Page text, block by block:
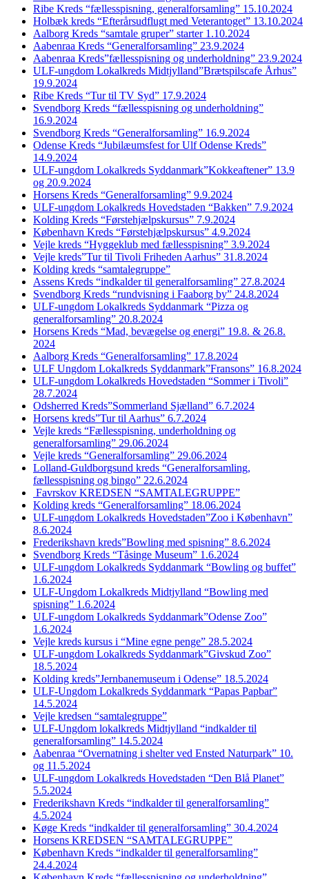
Ribe Kreds “fællesspisning, generalforsamling” 15.10.2024
Holbæk kreds “Efterårsudflugt med Veterantoget” 13.10.2024
Aalborg Kreds “samtale gruper” starter 1.10.2024
Aabenraa Kreds “Generalforsamling” 23.9.2024
Aabenraa Kreds”fællesspisning og underholdning” 23.9.2024
ULF-ungdom Lokalkreds Midtjylland”Brætspilscafe Århus”
19.9.2024
Ribe Kreds “Tur til TV Syd” 17.9.2024
Svendborg Kreds “fællesspisning og underholdning”
16.9.2024
Svendborg Kreds “Generalforsamling” 16.9.2024
Odense Kreds “Jubilæumsfest for Ulf Odense Kreds”
14.9.2024
ULF-ungdom Lokalkreds Syddanmark”Kokkeaftener” 13.9
og 20.9.2024
Horsens Kreds “Generalforsamling” 9.9.2024
ULF-ungdom Lokalkreds Hovedstaden “Bakken” 7.9.2024
Kolding Kreds “Førstehjælpskursus” 7.9.2024
København Kreds “Førstehjælpskursus” 4.9.2024
Vejle kreds “Hyggeklub med fællesspisning” 3.9.2024
Vejle kreds”Tur til Tivoli Friheden Aarhus” 31.8.2024
Kolding kreds “samtalegruppe”
Assens Kreds “indkalder til generalforsamling” 27.8.2024
Svendborg Kreds “rundvisning i Faaborg by” 24.8.2024
ULF-ungdom Lokalkreds Syddanmark “Pizza og
generalforsamling” 20.8.2024
Horsens Kreds “Mad, bevægelse og energi” 19.8. & 26.8.
2024
Aalborg Kreds “Generalforsamling” 17.8.2024
ULF Ungdom Lokalkreds Syddanmark”Fransons” 16.8.2024
ULF-ungdom Lokalkreds Hovedstaden “Sommer i Tivoli”
28.7.2024
Odsherred Kreds”Sommerland Sjælland” 6.7.2024
Horsens kreds”Tur til Aarhus” 6.7.2024
Vejle kreds “Fællesspisning, underholdning og
generalforsamling” 29.06.2024
Vejle kreds “Generalforsamling” 29.06.2024
Lolland-Guldborgsund kreds “Generalforsamling,
fællesspisning og bingo” 22.6.2024
Favrskov KREDSEN “SAMTALEGRUPPE”
Kolding kreds “Generalforsamling” 18.06.2024
ULF-ungdom Lokalkreds Hovedstaden”Zoo i København”
8.6.2024
Frederikshavn kreds”Bowling med spisning” 8.6.2024
Svendborg Kreds “Tåsinge Museum” 1.6.2024
ULF-ungdom Lokalkreds Syddanmark “Bowling og buffet”
1.6.2024
ULF-Ungdom Lokalkreds Midtjylland “Bowling med
spisning” 1.6.2024
ULF-ungdom Lokalkreds Syddanmark”Odense Zoo”
1.6.2024
Vejle kreds kursus i “Mine egne penge” 28.5.2024
ULF-ungdom Lokalkreds Syddanmark”Givskud Zoo”
18.5.2024
Kolding kreds”Jernbanemuseum i Odense” 18.5.2024
ULF-Ungdom Lokalkreds Syddanmark “Papas Papbar”
14.5.2024
Vejle kredsen “samtalegruppe”
ULF-Ungdom lokalkreds Midtjylland “indkalder til
generalforsamling” 14.5.2024
Aabenraa “Overnatning i shelter ved Ensted Naturpark” 10.
og 11.5.2024
ULF-ungdom Lokalkreds Hovedstaden “Den Blå Planet”
5.5.2024
Frederikshavn Kreds “indkalder til generalforsamling”
4.5.2024
Køge Kreds “indkalder til generalforsamling” 30.4.2024
Horsens KREDSEN “SAMTALEGRUPPE”
København Kreds “indkalder til generalforsamling”
24.4.2024